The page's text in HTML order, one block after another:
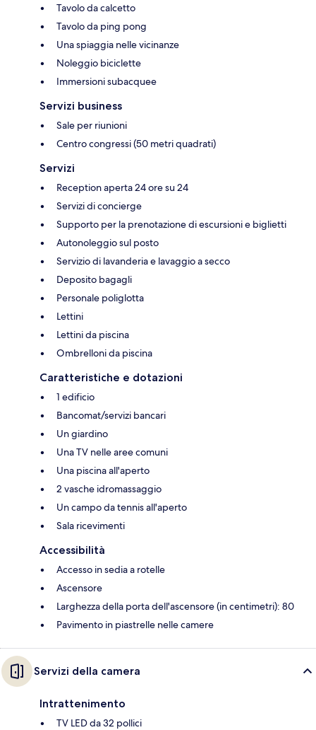
Tavolo da calcetto
Tavolo da ping pong
Una spiaggia nelle vicinanze
Noleggio biciclette
Immersioni subacquee
Servizi business
Sale per riunioni
Centro congressi (50 metri quadrati)
Servizi
Reception aperta 24 ore su 24
Servizi di concierge
Supporto per la prenotazione di escursioni e biglietti
Autonoleggio sul posto
Servizio di lavanderia e lavaggio a secco
Deposito bagagli
Personale poliglotta
Lettini
Lettini da piscina
Ombrelloni da piscina
Caratteristiche e dotazioni
1 edificio
Bancomat/servizi bancari
Un giardino
Una TV nelle aree comuni
Una piscina all'aperto
2 vasche idromassaggio
Un campo da tennis all'aperto
Sala ricevimenti
Accessibilità
Accesso in sedia a rotelle
Ascensore
Larghezza della porta dell'ascensore (in centimetri): 80
Pavimento in piastrelle nelle camere
Servizi della camera
Intrattenimento
TV LED da 32 pollici